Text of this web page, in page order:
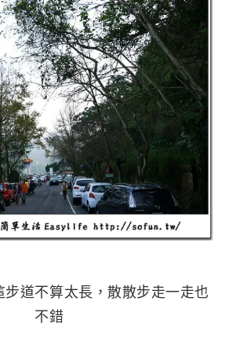
步道不算太長，散散步走一走也
不錯